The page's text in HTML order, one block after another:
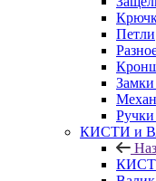
Петли
КИСТИ и